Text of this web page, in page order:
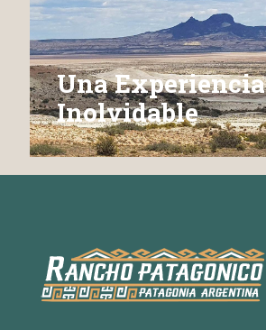
Una Experiencia
Inolvidable